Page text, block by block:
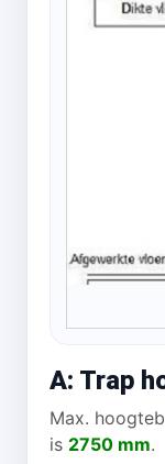
A: Trap
Max.
is 2750 mm.